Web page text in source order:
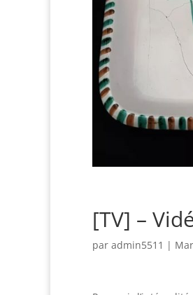
[TV] –
par admin5511 |